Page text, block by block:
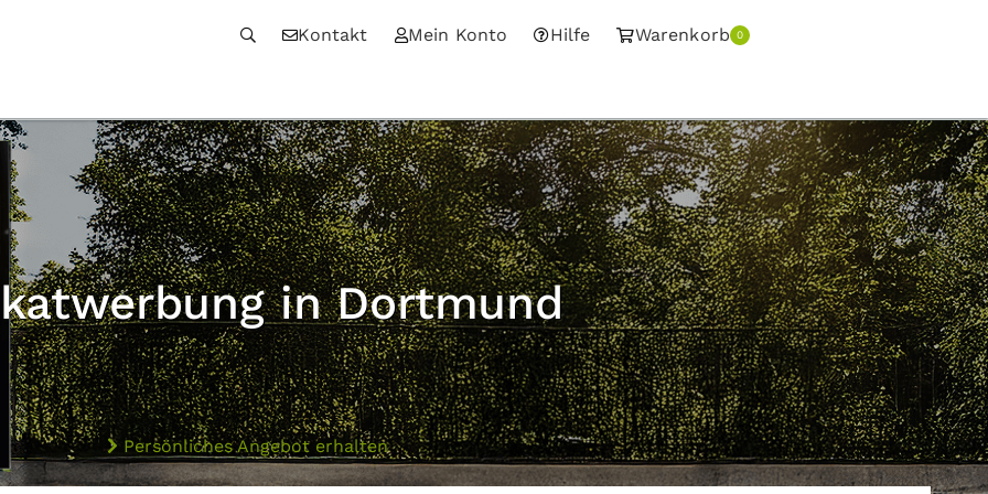
Kontakt Mein Konto Hilfe Warenkorb 0
in Dortmund
Persönliches Angebot erhalten